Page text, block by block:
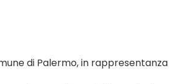
di Palermo, in rappresentanza